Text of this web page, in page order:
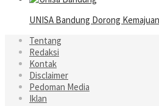
UNISA Bandung Dorong
Tentang
Redaksi
Kontak
Disclaimer
Pedoman Media
Iklan